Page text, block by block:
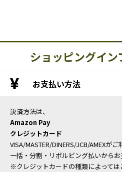
ショッピングイ
お支払い方法
決済方法は、
Amazon Pay
クレジットカード
VISA/MASTER/DINERS/JCB/AMEXがご
一括・分割・リボルビング払いからお
※クレジットカードの種類によって